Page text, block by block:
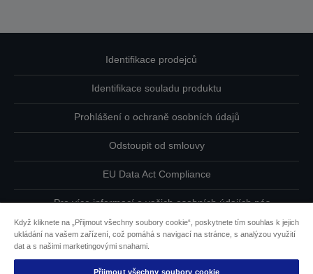
Identifikace prodejců
Identifikace souladu produktu
Prohlášení o ochraně osobních údajů
Odstoupit od smlouvy
EU Data Act Compliance
Pro více informací o vašich osobních údajích nás
Informace o souborech cookie
Když kliknete na „Přijmout všechny soubory cookie“, poskytnete tím souhlas k jejich
ukládání na vašem zařízení, což pomáhá s navigací na stránce, s analýzou využití
dat a s našimi marketingovými snahami.
Přijmout všechny soubory cookie